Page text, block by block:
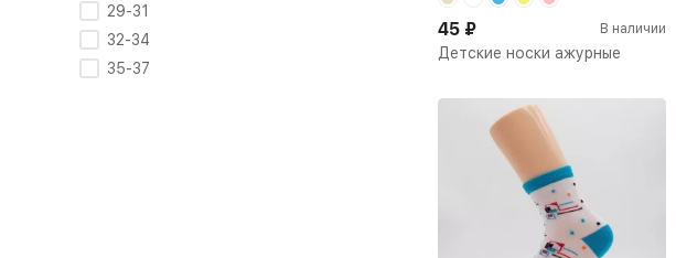
29-31
32-34
35-37
Детские носки ажурные
45 ₽ В наличии